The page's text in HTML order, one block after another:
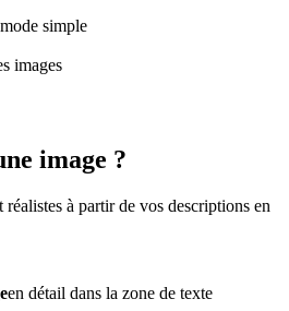
simple
images
image ?
réalistes à partir de vos descriptions en
en détail dans la zone de texte